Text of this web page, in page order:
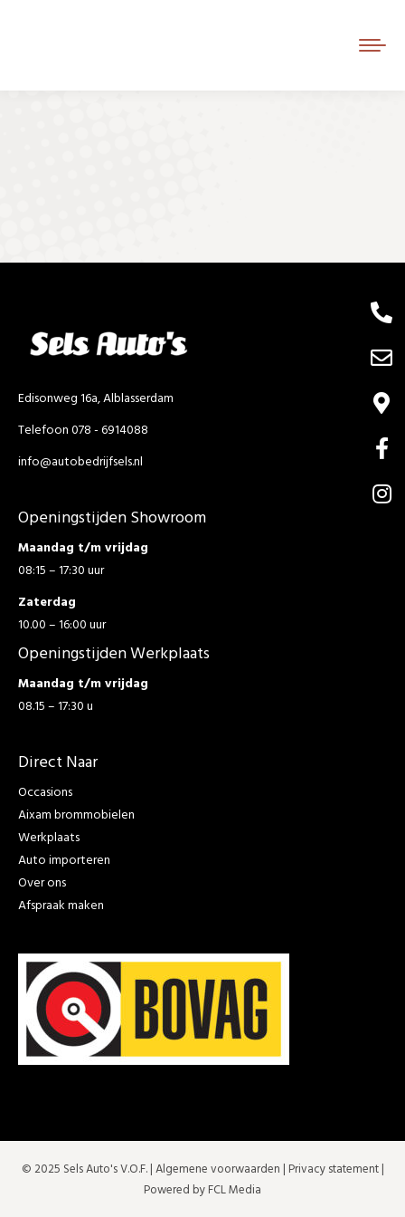
Edisonweg 16a, Alblasserdam
Telefoon 078 - 6914088
info@autobedrijfsels.nl
Openingstijden Showroom
Maandag t/m vrijdag
08:15 – 17:30 uur
Zaterdag
10.00 – 16:00 uur
Openingstijden Werkplaats
Maandag t/m vrijdag
08.15 – 17:30 u
Direct Naar
Occasions
Aixam brommobielen
Werkplaats
Auto importeren
Over ons
Afspraak maken
© 2025 Sels Auto's V.O.F. |Algemene voorwaarden | Privacy statement|
Powered by FCL Media